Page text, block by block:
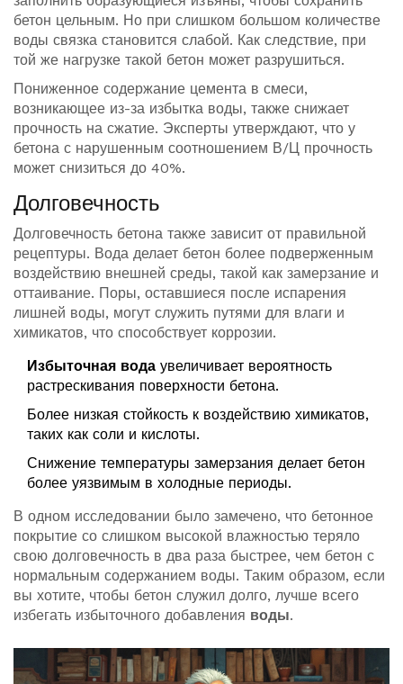
бетон цельным. Но при слишком большом количестве
воды связка становится слабой. Как следствие, при
той же нагрузке такой бетон может разрушиться.
Пониженное содержание цемента в смеси,
возникающее из-за избытка воды, также снижает
прочность на сжатие. Эксперты утверждают, что у
бетона с нарушенным соотношением В/Ц прочность
может снизиться до 40%.
Долговечность
Долговечность бетона также зависит от правильной
рецептуры. Вода делает бетон более подверженным
воздействию внешней среды, такой как замерзание и
оттаивание. Поры, оставшиеся после испарения
лишней воды, могут служить путями для влаги и
химикатов, что способствует коррозии.
Избыточная вода увеличивает вероятность
растрескивания поверхности бетона.
Более низкая стойкость к воздействию химикатов,
таких как соли и кислоты.
Снижение температуры замерзания делает бетон
более уязвимым в холодные периоды.
В одном исследовании было замечено, что бетонное
покрытие со слишком высокой влажностью теряло
свою долговечность в два раза быстрее, чем бетон с
нормальным содержанием воды. Таким образом, если
вы хотите, чтобы бетон служил долго, лучше всего
избегать избыточного добавления воды.